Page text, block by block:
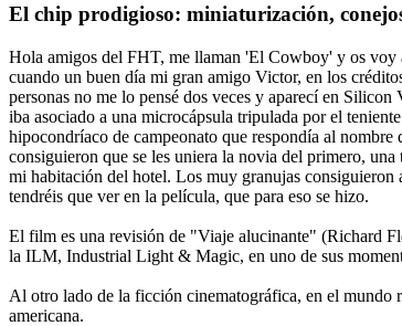
El chip prodigioso: miniaturización,
Hola amigos del FHT, me llaman 'El Cowboy' y os voy
cuando un buen día mi gran amigo Victor, en los
personas no me lo pensé dos veces y aparecí en
iba asociado a una microcápsula tripulada por el
hipocondríaco de campeonato que respondía al nombre
consiguieron que se les uniera la novia del primero,
mi habitación del hotel. Los muy granujas consiguieron
tendréis que ver en la película, que para eso se hizo.
El film es una revisión de "Viaje alucinante" (Richard
la ILM, Industrial Light & Magic, en uno de sus
Al otro lado de la ficción cinematográfica, en el mundo
americana.